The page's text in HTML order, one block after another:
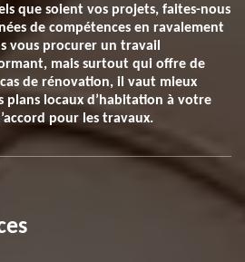
que soient vos projets, faites-nous
de compétences en ravalement
vous procurer un travail
mais surtout qui offre de
de rénovation, il vaut mieux
locaux d’habitation à votre
pour les travaux.